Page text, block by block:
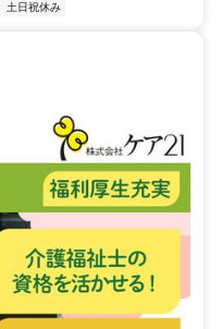
土日祝休み